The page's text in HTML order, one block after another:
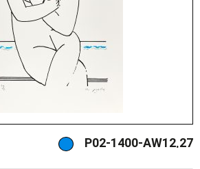
P02-1400-AW12.27